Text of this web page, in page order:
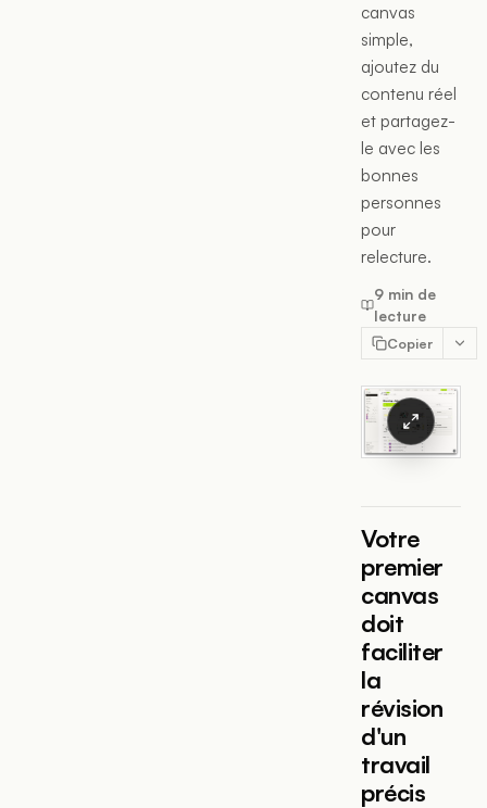
canvas
simple,
ajoutez du
contenu réel
et partagez-
le avec les
bonnes
personnes
pour
relecture.
9 min de
lecture
Copier
Votre
premier
canvas
doit
faciliter
la
révision
d'un
travail
précis